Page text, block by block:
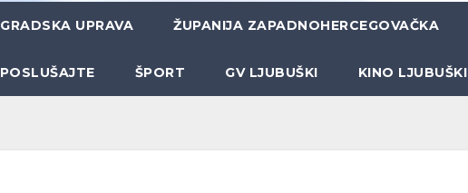
GRADSKA UPRAVA ŽUPANIJA ZAPADNOHERCEGOVAČKA
POSLUŠAJTE ŠPORT GV LJUBUŠKI KINO LJUBUŠKI